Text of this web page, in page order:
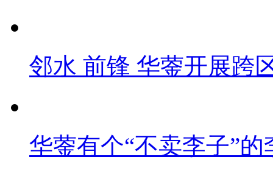
邻水 前锋 华蓥开展跨
华蓥有个“不卖李子”的